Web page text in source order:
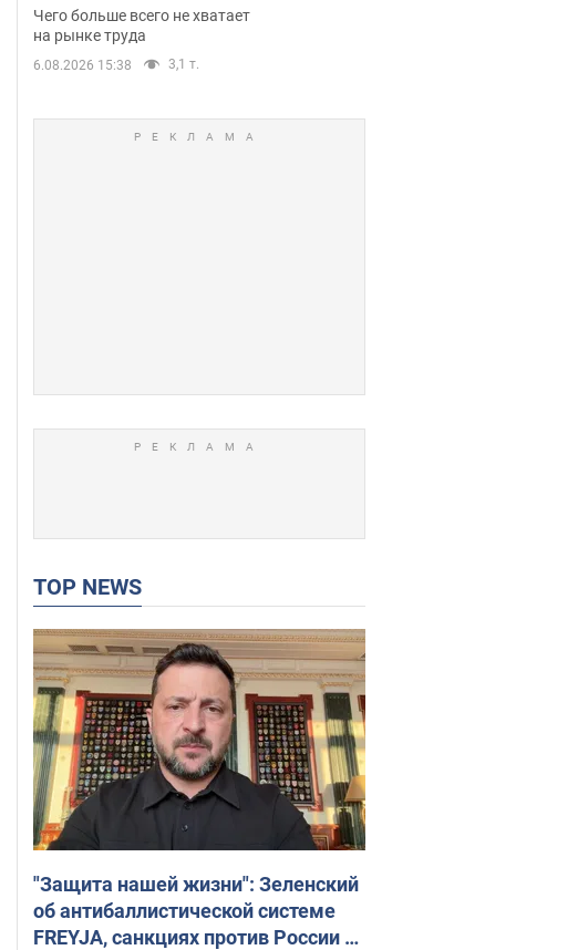
вакансии
Чего больше всего не хватает
на рынке труда
6.08.2026 15:38 3,1 т.
TOP NEWS
"Защита нашей жизни": Зеленский
об антибаллистической системе
FREYJA, санкциях против России и